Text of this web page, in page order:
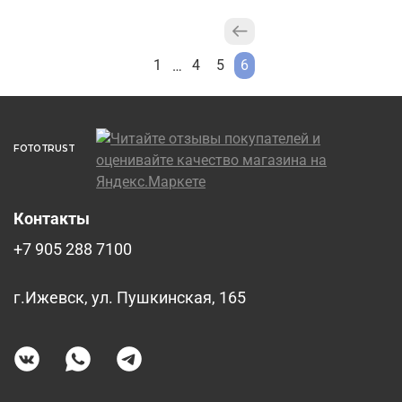
1 … 4 5 6
FOTOTRUST
Контакты
+7 905 288 7100
г.Ижевск, ул. Пушкинская, 165